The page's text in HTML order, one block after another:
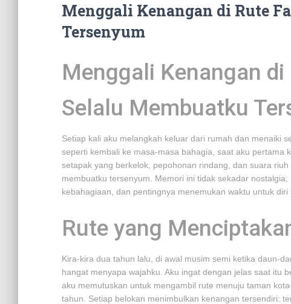
Menggali Kenangan di Rute
Tersenyum
Menggali Kenangan
Selalu Membuatku
Setiap kali aku melangkah keluar dari rumah dan menaiki
seperti kembali ke masa-masa bahagia, saat aku pertama
setapak yang berkelok, pepohonan rindang, dan suara
membuatku tersenyum. Memori ini tidak sekadar
kebahagiaan, dan pentingnya menemukan waktu untuk diri
Rute yang
Kira-kira dua tahun lalu, di awal musim semi ketika daun-
hangat menyapa wajahku. Aku ingat dengan jelas saat itu
aku memutuskan untuk mengambil rute menuju taman
tahun. Setiap belokan menimbulkan kenangan tersendiri: